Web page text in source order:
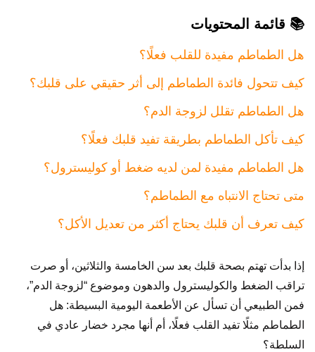
📚 قائمة المحتويات
هل الطماطم مفيدة للقلب فعلًا؟
كيف تتحول فائدة الطماطم إلى أثر حقيقي على قلبك؟
هل الطماطم تقلل لزوجة الدم؟
كيف تأكل الطماطم بطريقة تفيد قلبك فعلًا؟
هل الطماطم مفيدة لمن لديه ضغط أو كوليسترول؟
متى تحتاج الانتباه مع الطماطم؟
كيف تعرف أن قلبك يحتاج أكثر من تعديل الأكل؟
إذا بدأت تهتم بصحة قلبك بعد سن الخامسة والثلاثين، أو صرت
تراقب الضغط والكوليسترول والدهون وموضوع “لزوجة الدم”،
فمن الطبيعي أن تسأل عن الأطعمة اليومية البسيطة: هل
الطماطم مثلًا تفيد القلب فعلًا، أم أنها مجرد خضار عادي في
السلطة؟